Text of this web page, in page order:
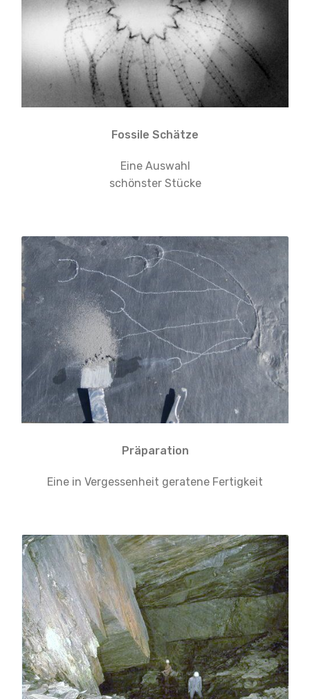
Fossile Schätze
Eine Auswahl
schönster Stücke
Präparation
Eine in Vergessenheit geratene Fertigkeit